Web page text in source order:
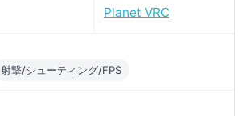
Planet VRC
射撃/シューティング/FPS